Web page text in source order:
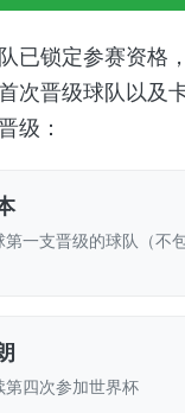
已锁定参赛资格
次晋级球队以及
级：
第一支晋级的球队（不
第四次参加世界杯